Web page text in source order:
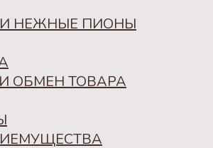
И НЕЖНЫЕ ПИОНЫ
ОБМЕН ТОВАРА